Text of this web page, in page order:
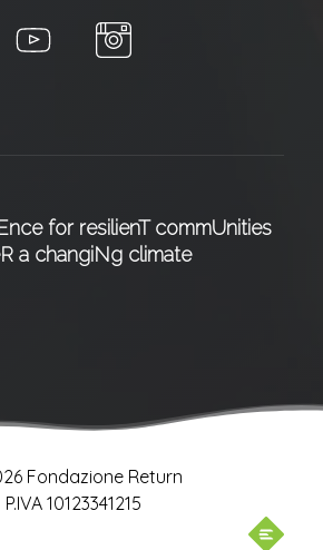
for resilienT commUnities
a changiNg climate
Fondazione Return
P.IVA 10123341215